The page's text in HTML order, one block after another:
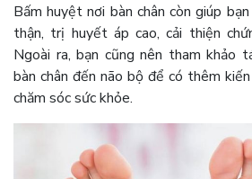
Bấm huyệt nơi bàn chân còn giúp
thận, trị huyết áp cao, cải thiện
Ngoài ra, bạn cũng nên tham khảo
bàn chân đến não bộ để có thêm
chăm sóc sức khỏe.